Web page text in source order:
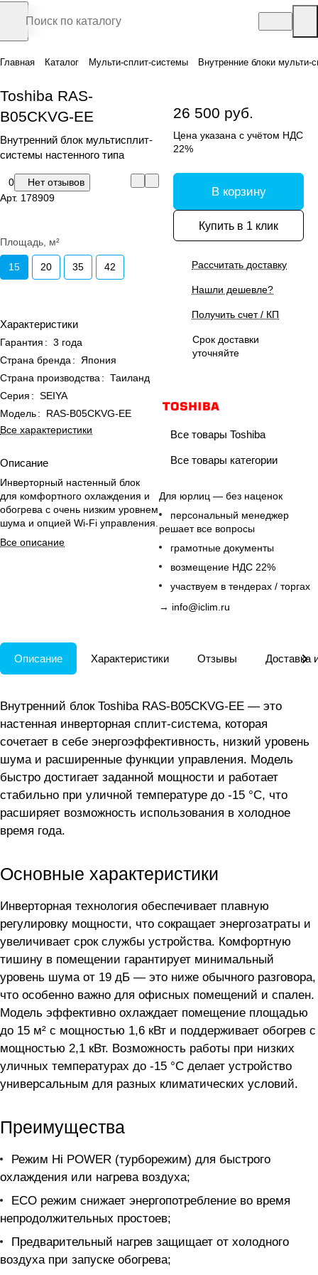
Главная Каталог Мульти-сплит-системы Внутренние блоки мульти-
Toshiba RAS-
B05CKVG-EE
Внутренний блок мультисплит-
системы настенного типа
0
Нет отзывов
Арт. 178909
Площадь, м²
15 20 35 42
Характеристики
Гарантия : 3 года
Страна бренда :
Япония
Страна производства : Таиланд
Серия : SEIYA
Модель:
RAS-B05CKVG-EE
Все характеристики
Описание
Инверторный настенный блок
для комфортного охлаждения и
обогрева с очень низким уровнем
шума и опцией Wi-Fi управления.
Все описание
26 500 руб.
Цена указана с учётом НДС
22%
В корзину
Купить в 1 клик
Рассчитать доставку
Нашли дешевле?
Получить счет / КП
Срок доставки
уточняйте
Все товары Toshiba
Все товары категории
Для юрлиц — без наценок
персональный менеджер
решает все вопросы
грамотные документы
возмещение НДС 22%
участвуем в тендерах / торгах
→ info@iclim.ru
Описание Характеристики Отзывы Доставка
Внутренний блок Toshiba RAS-B05CKVG-EE — это
настенная инверторная сплит-система, которая
сочетает в себе энергоэффективность, низкий уровень
шума и расширенные функции управления. Модель
быстро достигает заданной мощности и работает
стабильно при уличной температуре до -15 °C, что
расширяет возможность использования в холодное
время года.
Основные характеристики
Инверторная технология обеспечивает плавную
регулировку мощности, что сокращает энергозатраты и
увеличивает срок службы устройства. Комфортную
тишину в помещении гарантирует минимальный
уровень шума от 19 дБ — это ниже обычного разговора,
что особенно важно для офисных помещений и спален.
Модель эффективно охлаждает помещение площадью
до 15 м² с мощностью 1,6 кВт и поддерживает обогрев с
мощностью 2,1 кВт. Возможность работы при низких
уличных температурах до -15 °C делает устройство
универсальным для разных климатических условий.
Преимущества
Режим Hi POWER (турборежим) для быстрого
охлаждения или нагрева воздуха;
ECO режим снижает энергопотребление во время
непродолжительных простоев;
Предварительный нагрев защищает от холодного
воздуха при запуске обогрева;